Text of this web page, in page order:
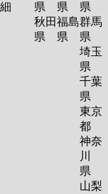
細
県
秋田
県
県
福島
県
県
群馬
県
埼玉
県
千葉
県
東京
都
神奈
川
県
山梨